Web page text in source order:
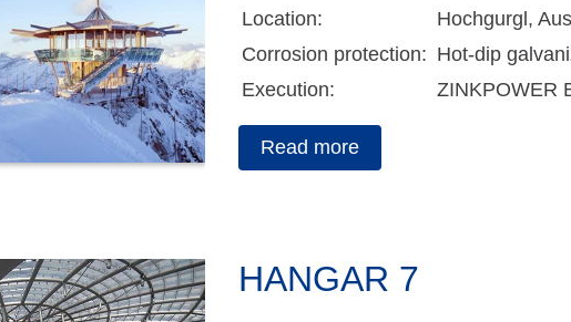
Location:
Hochgurgl,
Corrosion protection: Hot-dip
Execution:
ZINKPOWER
Read more
HANGAR 7